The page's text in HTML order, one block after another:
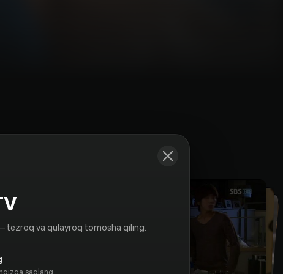
tezroq va qulayroq tomosha qiling.
saqlang.